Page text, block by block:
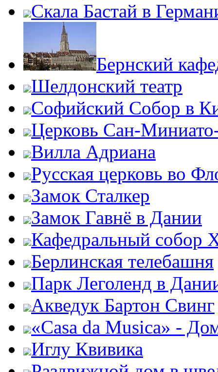
Скала Бастай в
Бернский
Шелдонский театр
Софийский Собор в
Церковь Сан-
Вилла Адриана
Русская церковь во
Замок Сталкер
Замок Гавнё в Дании
Кафедральный собор
Берлинская телебашня
Парк Леголенд в
Акведук Бартон Свинг
«Casa da Musica» -
Иглу Квивика